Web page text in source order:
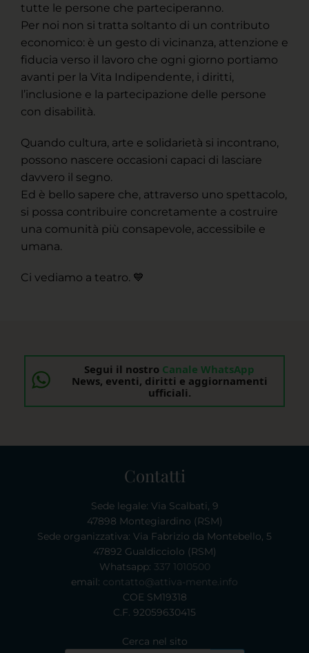
tutte le persone che parteciperanno.
Per noi non si tratta soltanto di un contributo
economico: è un gesto di vicinanza, attenzione e
fiducia verso il lavoro che ogni giorno portiamo
avanti per la Vita Indipendente, i diritti,
l’inclusione e la partecipazione delle persone
con disabilità.
Quando cultura, arte e solidarietà si incontrano,
possono nascere occasioni capaci di lasciare
davvero il segno.
Ed è bello sapere che, attraverso uno spettacolo,
si possa contribuire concretamente a costruire
una comunità più consapevole, accessibile e
umana.
Ci vediamo a teatro. 💙
Segui il nostro Canale WhatsApp
News, eventi, diritti e aggiornamenti
ufficiali.
Contatti
Sede legale: Via Scalbati, 9
47898 Montegiardino (RSM)
Sede organizzativa: Via Fabrizio da Montebello, 5
47892 Gualdicciolo (RSM)
Whatsapp: 337 1010500
email: contatto@attiva-mente.info
COE SM19318
C.F. 92059630415
Cerca nel sito